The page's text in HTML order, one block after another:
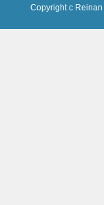
Copyright c